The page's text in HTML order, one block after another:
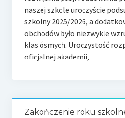
naszej szkole uroczyście
szkolny 2025/2026, a
obchodów było niezwykle
klas ósmych. Uroczystość
oficjalnej akademii,…
Zakończenie roku